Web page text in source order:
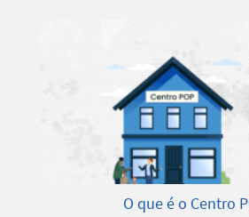
O que é o Centro